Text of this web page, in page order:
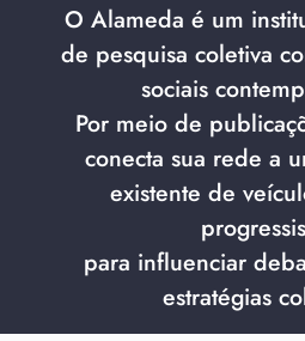
O Alameda é um
de pesquisa coletiva
sociais
Por meio de
conecta sua rede a
existente de
para influenciar
estratégias